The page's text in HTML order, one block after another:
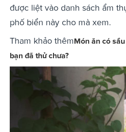
được liệt vào danh sách ẩm
phố biển này cho mà xem.
Tham khảo thêmMón ăn có
bạn đã thử chưa?